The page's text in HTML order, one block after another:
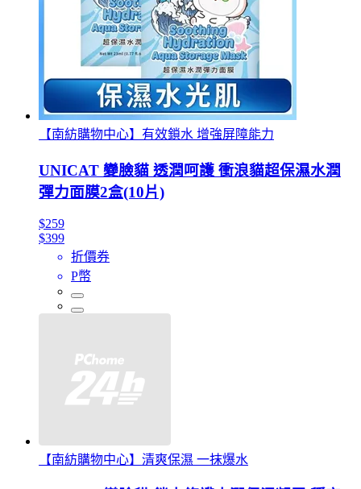
【南紡購物中心】有效鎖水 增強屏障能力
UNICAT 變臉貓 透潤呵護 衝浪貓超保濕水潤
彈力面膜2盒(10片)
$259
$399
折價券
P幣
【南紡購物中心】清爽保濕 一抹爆水